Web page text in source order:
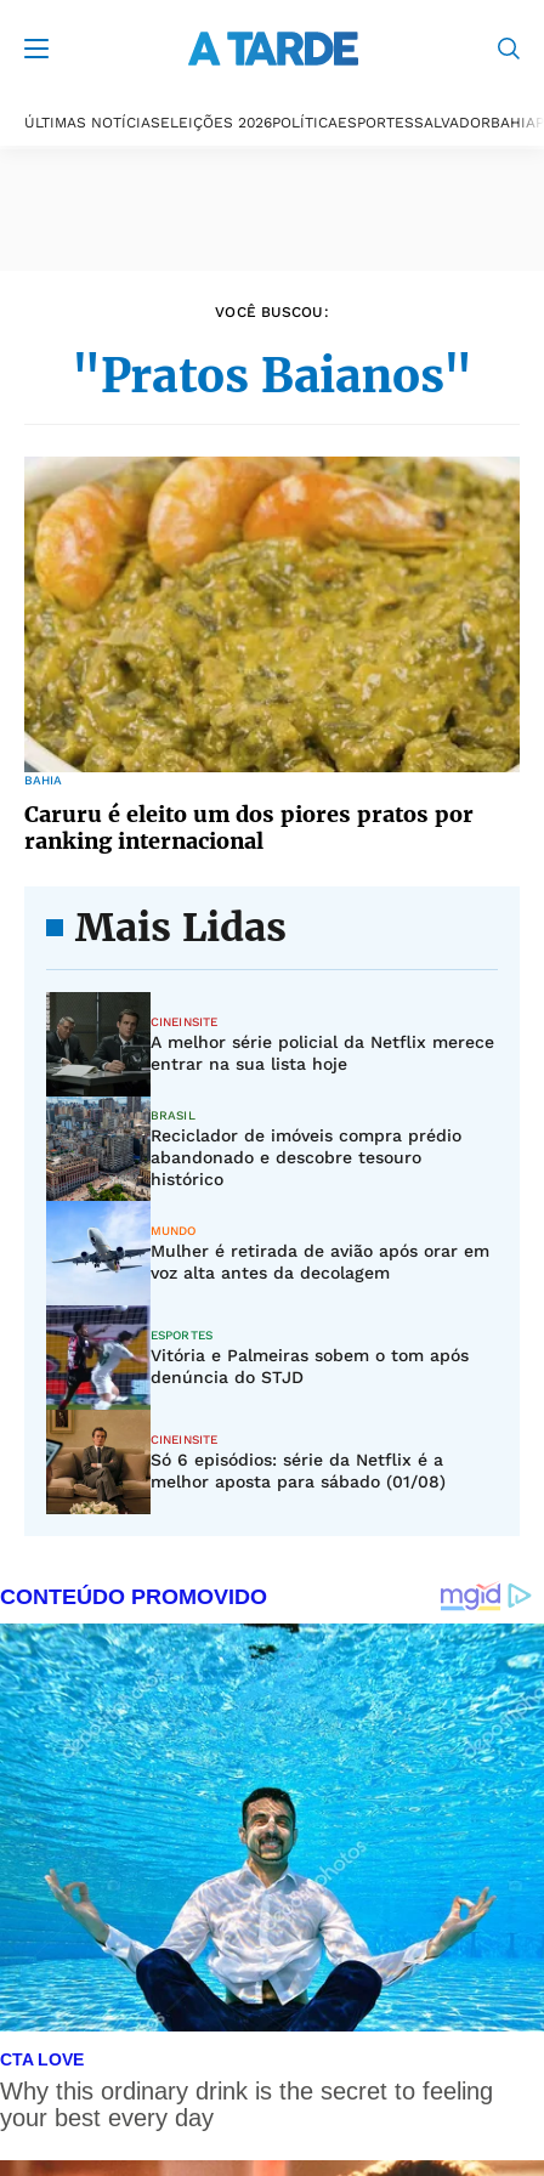
ÚLTIMAS NOTÍCIASELEIÇÕES 2026POLÍTICAESPORTESSALVADORBAHIA
VOCÊ BUSCOU:
"Pratos Baianos"
BAHIA
Caruru é eleito um dos piores pratos por
ranking internacional
Mais Lidas
CINEINSITE
A melhor série policial da Netflix merece
entrar na sua lista hoje
BRASIL
Reciclador de imóveis compra prédio
abandonado e descobre tesouro
histórico
MUNDO
Mulher é retirada de avião após orar em
voz alta antes da decolagem
ESPORTES
Vitória e Palmeiras sobem o tom após
denúncia do STJD
CINEINSITE
Só 6 episódios: série da Netflix é a
melhor aposta para sábado (01/08)